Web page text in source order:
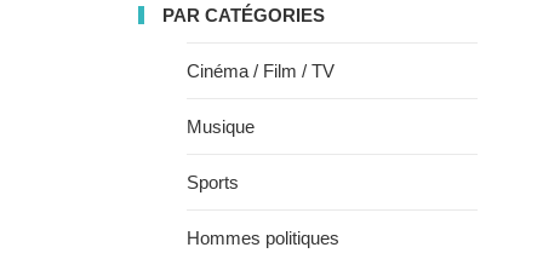
PAR CATÉGORIES
Cinéma / Film / TV
Musique
Sports
Hommes politiques